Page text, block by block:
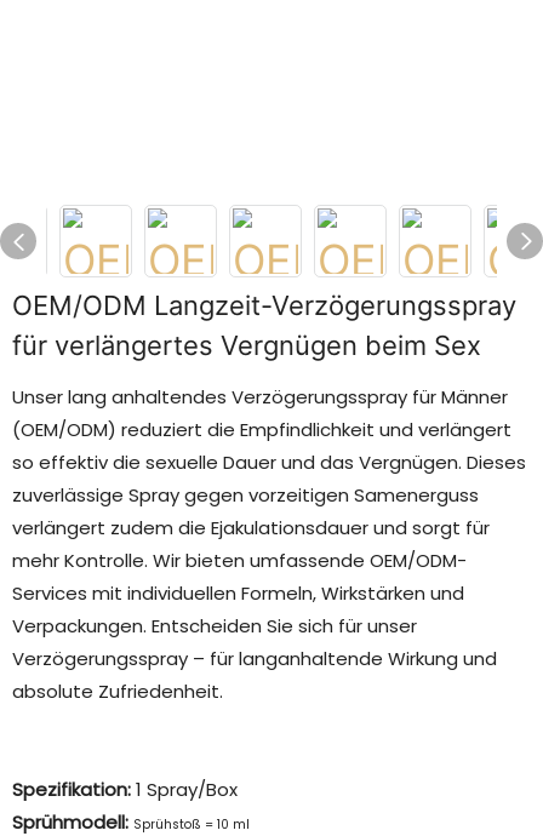
OEM/ODM Langzeit-Verzögerungsspray
für verlängertes Vergnügen beim Sex
Unser lang anhaltendes Verzögerungsspray für Männer
(OEM/ODM) reduziert die Empfindlichkeit und verlängert
so effektiv die sexuelle Dauer und das Vergnügen. Dieses
zuverlässige Spray gegen vorzeitigen Samenerguss
verlängert zudem die Ejakulationsdauer und sorgt für
mehr Kontrolle. Wir bieten umfassende OEM/ODM-
Services mit individuellen Formeln, Wirkstärken und
Verpackungen. Entscheiden Sie sich für unser
Verzögerungsspray – für langanhaltende Wirkung und
absolute Zufriedenheit.
Spezifikation:1 Spray/Box
Sprühmodell: Sprühstoß = 10 ml